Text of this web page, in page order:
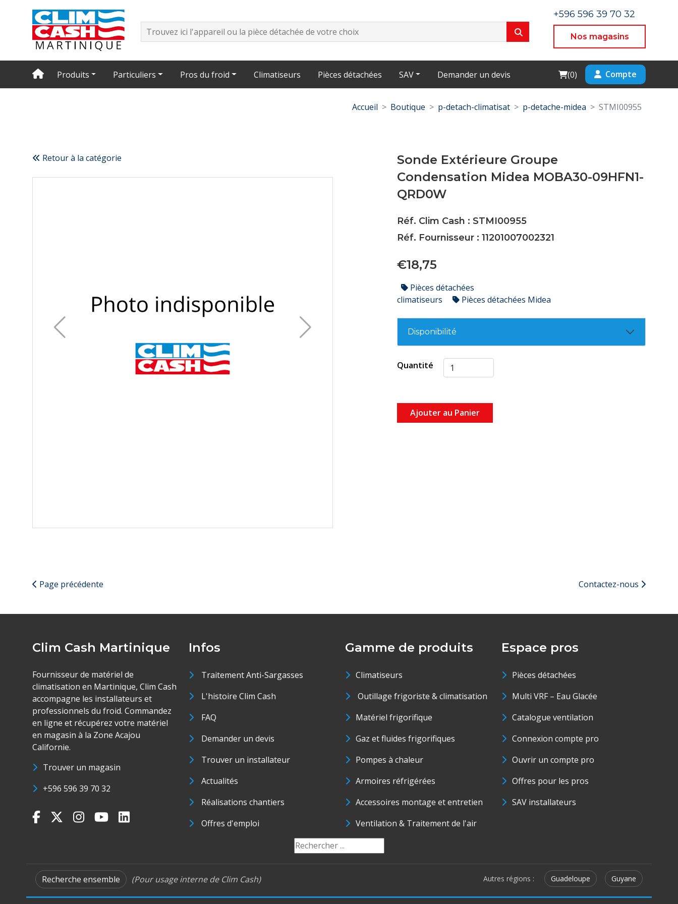
+596 596 39 70 32
Nos magasins
Produits Particuliers Pros du froid Climatiseurs Pièces détachées SAV Demander un devis Cart
(0) Compte
Accueil Boutique p-detach-climatisat p-detache-midea STMI00955
Retour à la catégorie
Sonde Extérieure Groupe
Condensation Midea MOBA30-09HFN1-
QRD0W
Réf. Clim Cash : STMI00955
Réf. Fournisseur : 11201007002321
€18,75
Pièces détachées
climatiseurs
Pièces détachées Midea
Disponibilité
Quantité
Ajouter au Panier
Page précédente Contactez-nous
Clim Cash Martinique
Fournisseur de matériel de
climatisation en Martinique, Clim Cash
accompagne les installateurs et
professionnels du froid. Commandez
en ligne et récupérez votre matériel
en magasin à la Zone Acajou
Californie.
Trouver un magasin
+596 596 39 70 32
Infos
Traitement Anti-Sargasses
L'histoire Clim Cash
FAQ
Demander un devis
Trouver un installateur
Actualités
Réalisations chantiers
Offres d'emploi
Gamme de produits
Climatiseurs
Outillage frigoriste & climatisation
Matériel frigorifique
Gaz et fluides frigorifiques
Pompes à chaleur
Armoires réfrigérées
Accessoires montage et entretien
Ventilation & Traitement de l'air
Espace pros
Pièces détachées
Multi VRF – Eau Glacée
Catalogue ventilation
Connexion compte pro
Ouvrir un compte pro
Offres pour les pros
SAV installateurs
Recherche ensemble (Pour usage interne de Clim Cash) Autres régions : Guadeloupe Guyane